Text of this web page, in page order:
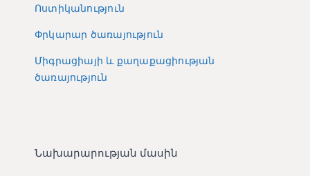
Ոստիկանություն
Փրկարար ծառայություն
Միգրացիայի և քաղաքացիության
ծառայություն
Նախարարության մասին